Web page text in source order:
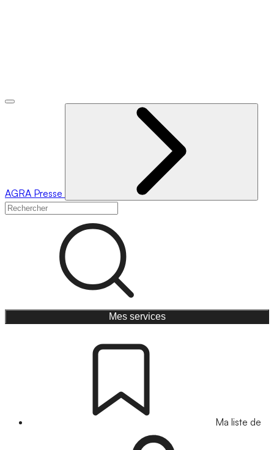
AGRA Presse
Mes services
Ma liste de